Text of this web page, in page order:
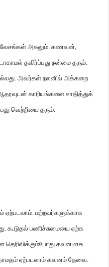
அகலும். கணவன்,
தவிர்ப்பது நன்மை தரும்.
. அவர்கள் நலனில் அக்கறை
காரியங்களை சாதித்துக்
வெற்றியை தரும்.
ஏற்படலாம். மற்றவர்களுக்காக
. கூடுதல் பணிச்சுமையை ஏற்க
தெரிவிக்கும்போது கவனமாக
ஏற்படலாம் கவனம் தேவை.